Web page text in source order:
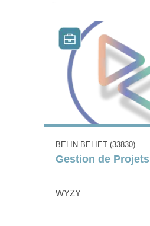
BELIN BELIET (33830)
Gestion de Projets
WYZY